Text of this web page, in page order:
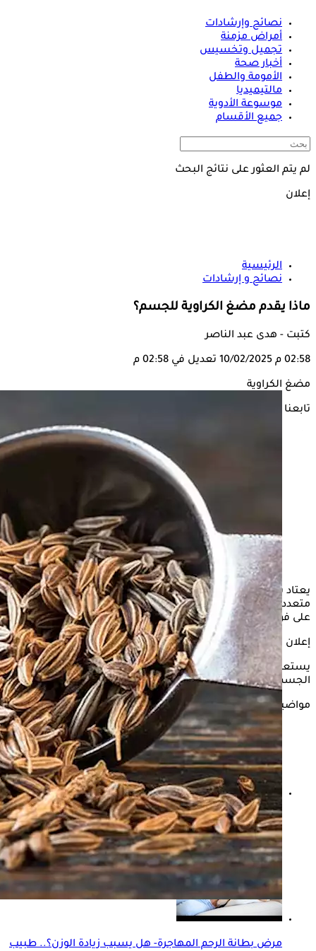
نصائح وإرشادات
أمراض مزمنة
تجميل وتخسيس
أخبار صحة
الأمومة والطفل
مالتيميديا
موسوعة الأدوية
جميع الأقسام
لم يتم العثور على نتائج البحث
إعلان
الرئيسية
نصائح و إرشادات
ماذا يقدم مضغ الكراوية للجسم؟
كتبت - هدى عبد الناصر
02:58 م 10/02/2025 تعديل في 02:58 م
مضغ الكراوية
تابعنا على
يعتاد بعض الأشخاص على تناول شاي الكراوية باعتباره يقدم فوائد
متعددة للجسم دون الانتباه إلى حبوب الكراوية نفسها التي تحتوي
على فوائد مضاعفة، ولكن يجب الحذر من تناولها بشكل مفرط.
إعلان
يستعرض "الكونسلتو" في التقرير التالي تأثيرمضغ الكراويةعلى
الجسم وفقًا لما ذكره موقع "healthline".
مواضيع ذات صلة
هل يخفف مشروب الكفير الانتفاخ؟ الدراسات تكشف
مفاجأة علمية
مرض بطانة الرحم المهاجرة- هل يسبب زيادة الوزن؟.. طبيب